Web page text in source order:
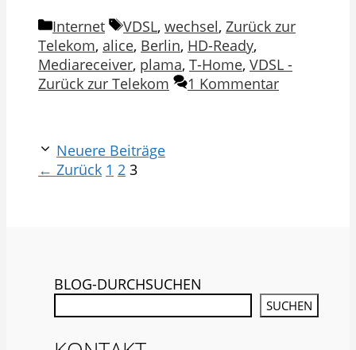
Kategorien
Internet Schlagwörter
VDSL, wechsel, Zurück zur
Telekom, alice, Berlin, HD-Ready,
Mediareceiver, plama, T-Home, VDSL -
Zurück zur Telekom
1 Kommentar
Neuere Beiträge
← Zurück Seite
1 Seite
2 Seite
3
BLOG-DURCHSUCHEN
SUCHEN